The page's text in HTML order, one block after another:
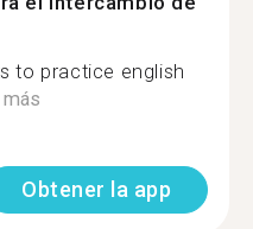
to practice english
más
Obtener la app